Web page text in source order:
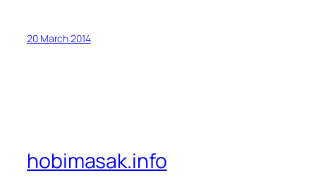
20 March 2014
hobimasak.info